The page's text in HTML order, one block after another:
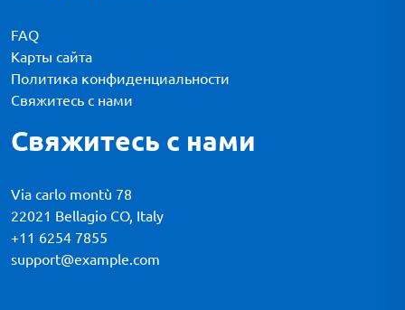
FAQ
Карты сайта
Политика конфиденциальности
Свяжитесь с нами
Свяжитесь с нами
Via carlo montù 78
22021 Bellagio CO, Italy
+11 6254 7855
support@example.com